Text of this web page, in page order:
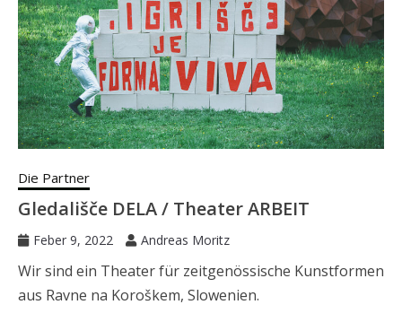
Die Partner
Gledališče DELA / Theater ARBEIT
Feber 9, 2022 Andreas Moritz
Wir sind ein Theater für zeitgenössische Kunstformen
aus Ravne na Koroškem, Slowenien.